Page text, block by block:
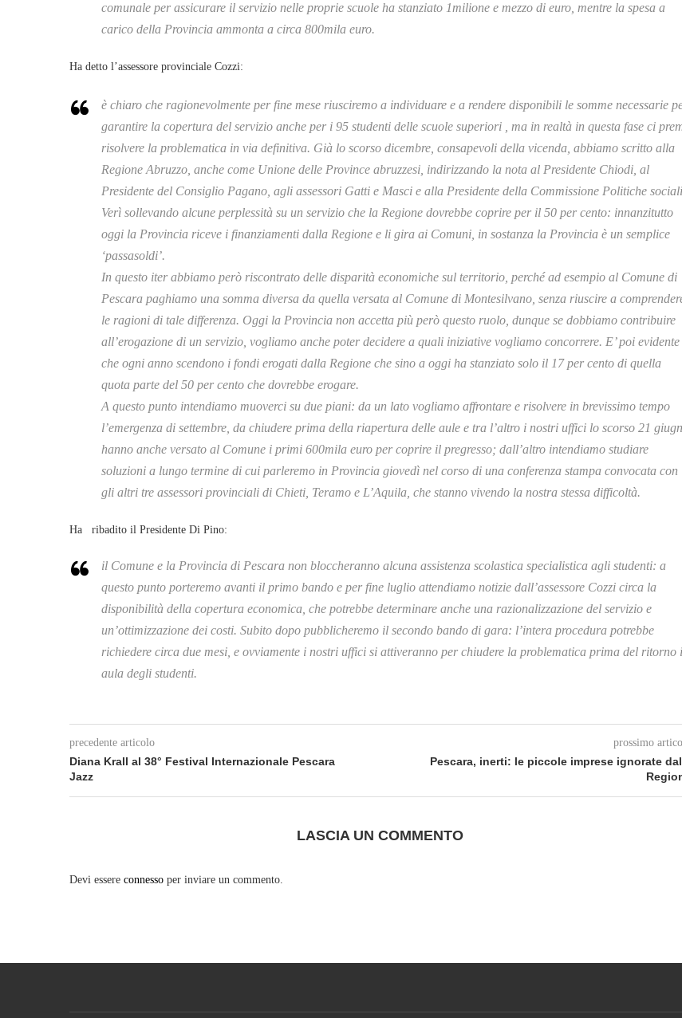
comunale per assicurare il servizio nelle proprie scuole ha stanziato 1milione e mezzo di euro, mentre la spesa a
carico della Provincia ammonta a circa 800mila euro.
Ha detto l’assessore provinciale Cozzi:
è chiaro che ragionevolmente per fine mese riusciremo a individuare e a rendere disponibili le somme necessarie
garantire la copertura del servizio anche per i 95 studenti delle scuole superiori , ma in realtà in questa fase ci
risolvere la problematica in via definitiva. Già lo scorso dicembre, consapevoli della vicenda, abbiamo scritto alla
Regione Abruzzo, anche come Unione delle Province abruzzesi, indirizzando la nota al Presidente Chiodi, al
Presidente del Consiglio Pagano, agli assessori Gatti e Masci e alla Presidente della Commissione Politiche sociali
Verì sollevando alcune perplessità su un servizio che la Regione dovrebbe coprire per il 50 per cento: innanzitutto
oggi la Provincia riceve i finanziamenti dalla Regione e li gira ai Comuni, in sostanza la Provincia è un semplice
‘passasoldi’.
In questo iter abbiamo però riscontrato delle disparità economiche sul territorio, perché ad esempio al Comune di
Pescara paghiamo una somma diversa da quella versata al Comune di Montesilvano, senza riuscire a
le ragioni di tale differenza. Oggi la Provincia non accetta più però questo ruolo, dunque se dobbiamo contribuire
all’erogazione di un servizio, vogliamo anche poter decidere a quali iniziative vogliamo concorrere. E’ poi evidente
che ogni anno scendono i fondi erogati dalla Regione che sino a oggi ha stanziato solo il 17 per cento di quella
quota parte del 50 per cento che dovrebbe erogare.
A questo punto intendiamo muoverci su due piani: da un lato vogliamo affrontare e risolvere in brevissimo tempo
l’emergenza di settembre, da chiudere prima della riapertura delle aule e tra l’altro i nostri uffici lo scorso 21
hanno anche versato al Comune i primi 600mila euro per coprire il pregresso; dall’altro intendiamo studiare
soluzioni a lungo termine di cui parleremo in Provincia giovedì nel corso di una conferenza stampa convocata con
gli altri tre assessori provinciali di Chieti, Teramo e L’Aquila, che stanno vivendo la nostra stessa difficoltà.
Ha ribadito il Presidente Di Pino:
il Comune e la Provincia di Pescara non bloccheranno alcuna assistenza scolastica specialistica agli studenti: a
questo punto porteremo avanti il primo bando e per fine luglio attendiamo notizie dall’assessore Cozzi circa la
disponibilità della copertura economica, che potrebbe determinare anche una razionalizzazione del servizio e
un’ottimizzazione dei costi. Subito dopo pubblicheremo il secondo bando di gara: l’intera procedura potrebbe
richiedere circa due mesi, e ovviamente i nostri uffici si attiveranno per chiudere la problematica prima del ritorno
aula degli studenti.
precedente articolo
Diana Krall al 38° Festival Internazionale Pescara
Jazz
prossimo
Pescara, inerti: le piccole imprese ignorate
LASCIA UN COMMENTO
Devi essere connesso per inviare un commento.